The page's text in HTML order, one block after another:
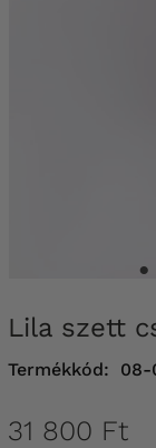
Lila szett
Termékkód: 08-
31 800 Ft